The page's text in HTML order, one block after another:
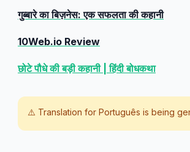
गुब्बारे का बिज़नेस: एक सफलता की कहानी
10Web.io Review
छोटे पौधे की बड़ी कहानी | हिंदी बोधकथा
⚠️ Translation for Português is being